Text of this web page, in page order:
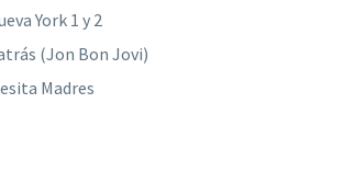
York 1 y 2
(Jon Bon Jovi)
Madres